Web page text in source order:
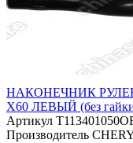
НАКОНЕЧНИК
X60 ЛЕВЫЙ (без
Артикул
Производитель